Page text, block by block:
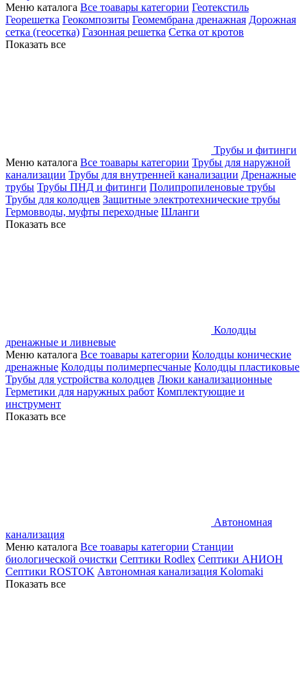
Меню каталога Все тоавары категории Геотекстиль
Георешетка Геокомпозиты Геомембрана дренажная Дорожная
сетка (геосетка) Газонная решетка Сетка от кротов
Показать все
Трубы и фитинги
Меню каталога Все тоавары категории Трубы для наружной
канализации Трубы для внутренней канализации Дренажные
трубы Трубы ПНД и фитинги Полипропиленовые трубы
Трубы для колодцев Защитные электротехнические трубы
Гермовводы, муфты переходные Шланги
Показать все
Колодцы
дренажные и ливневые
Меню каталога Все тоавары категории Колодцы конические
дренажные Колодцы полимерпесчаные Колодцы пластиковые
Трубы для устройства колодцев Люки канализационные
Герметики для наружных работ Комплектующие и
инструмент
Показать все
Автономная
канализация
Меню каталога Все тоавары категории Станции
биологической очистки Септики Rodlex Септики АНИОН
Септики ROSTOK Автономная канализация Kolomaki
Показать все